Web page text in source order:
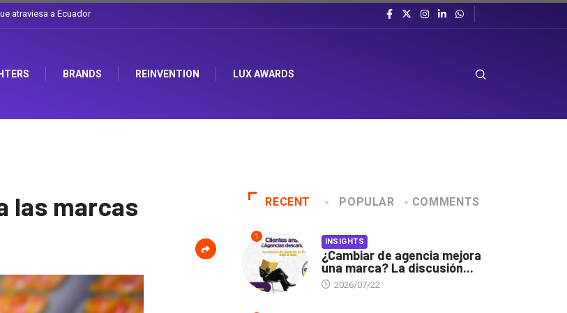
Favorita
BRANDS REINVENTION LUX AWARDS
las marcas RECENT POPULAR COMMENTS
1 INSIGHTS
¿Cambiar de agencia mejora
una marca? La discusión...
2026/07/22